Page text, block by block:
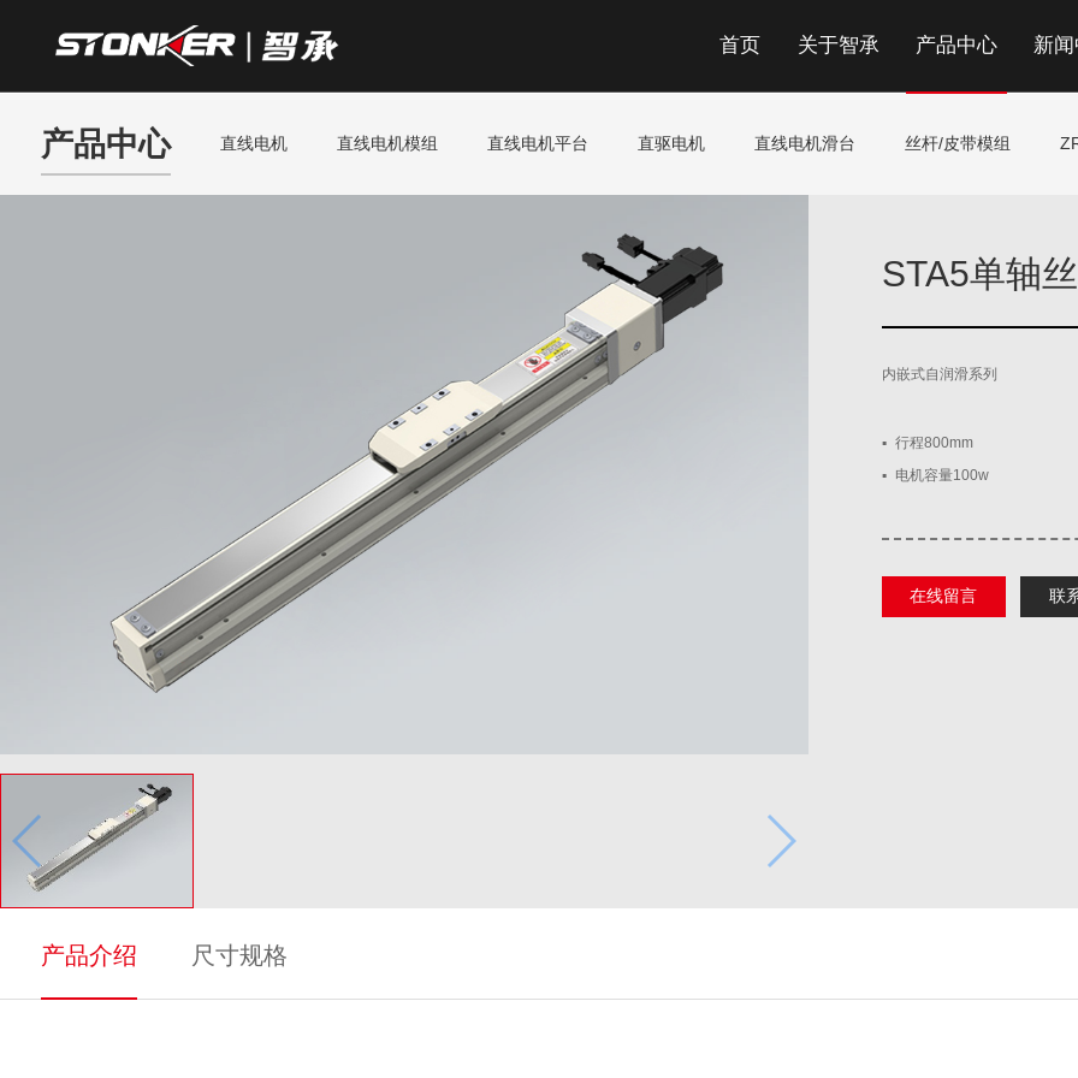
首页 关于智承 产品中心 新
产品中心 直线电机 直线电机模组 直线电机平台 直驱电机 直线电机滑台 丝杆/皮带模组
STA5单轴
内嵌式自润滑系列
▪ 行程800mm
▪ 电机容量100w
在线留言 联
产品介绍 尺寸规格